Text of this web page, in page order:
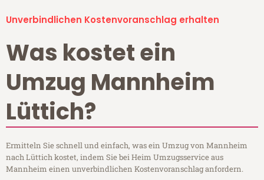
Unverbindlichen Kostenvoranschlag erhalten
Was kostet ein
Umzug Mannheim
Lüttich?
Ermitteln Sie schnell und einfach, was ein Umzug von Mannheim
nach Lüttich kostet, indem Sie bei Heim Umzugsservice aus
Mannheim einen unverbindlichen Kostenvoranschlag anfordern.